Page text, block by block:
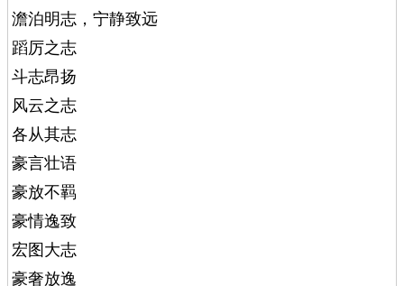
澹泊明志，宁静致远
蹈厉之志
斗志昂扬
风云之志
各从其志
豪言壮语
豪放不羁
豪情逸致
宏图大志
豪奢放逸